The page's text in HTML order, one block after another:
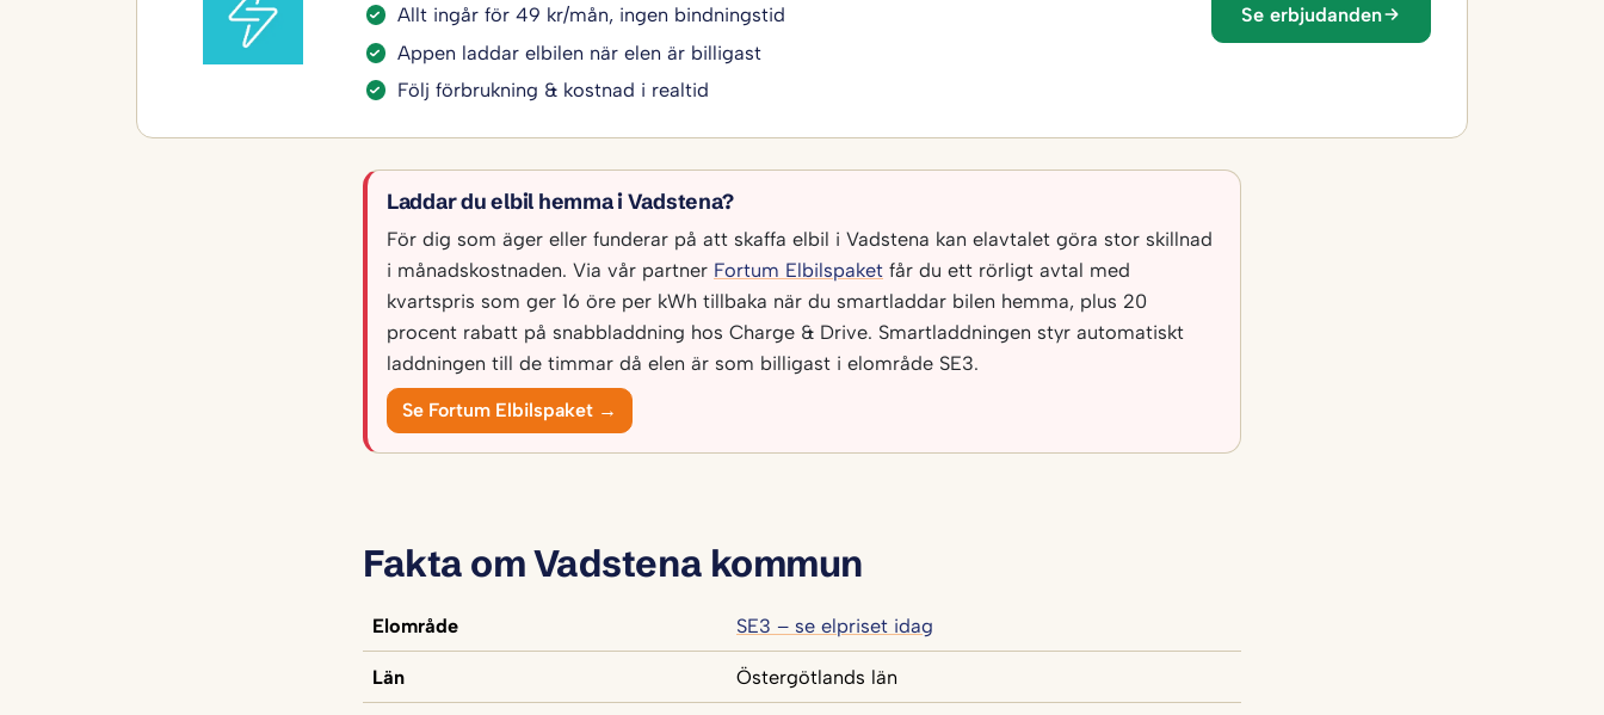
Allt ingår för 49 kr/mån, ingen bindningstid
Appen laddar elbilen när elen är billigast
Följ förbrukning & kostnad i realtid
Se erbjudanden
Laddar du elbil hemma i Vadstena?
För dig som äger eller funderar på att skaffa elbil i Vadstena kan elavtalet göra stor skillnad
i månadskostnaden. Via vår partner Fortum Elbilspaket får du ett rörligt avtal med
kvartspris som ger 16 öre per kWh tillbaka när du smartladdar bilen hemma, plus 20
procent rabatt på snabbladdning hos Charge & Drive. Smartladdningen styr automatiskt
laddningen till de timmar då elen är som billigast i elområde SE3.
Se Fortum Elbilspaket →
Fakta om Vadstena kommun
Elområde SE3 – se elpriset idag
Län Östergötlands län